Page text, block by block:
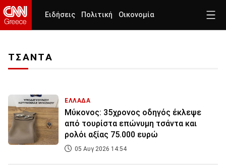
Ειδήσεις Πολιτική Οικονομία
ΤΣΑΝΤΑ
ΕΛΛΑΔΑ
Μύκονος: 35χρονος οδηγός έκλεψε
από τουρίστα επώνυμη τσάντα και
ρολόι αξίας 75.000 ευρώ
05 Αυγ 2026 14:54